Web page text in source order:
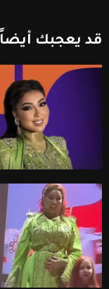
قد يعجبك أيضاً